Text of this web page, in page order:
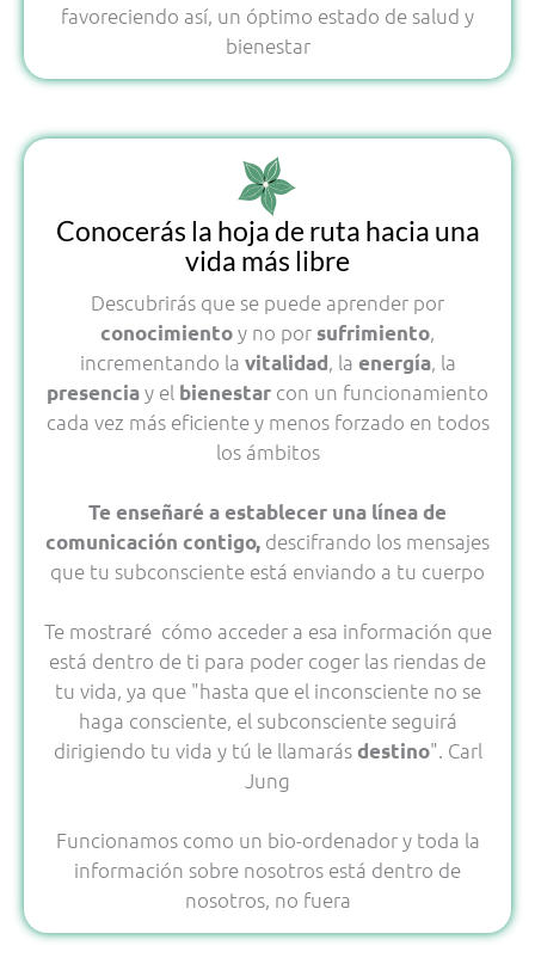
favoreciendo así, un óptimo estado de salud y
bienestar
Conocerás la hoja de ruta hacia una
vida más libre
Descubrirás que se puede aprender por
conocimientoy no por sufrimiento,
incrementando la vitalidad, la energía, la
presenciay el bienestar con un funcionamiento
cada vez más eficiente y menos forzado en todos
los ámbitos
Te enseñaré a establecer una línea de
comunicación contigo, descifrando los mensajes
que tu subconsciente está enviando a tu cuerpo
Te mostraré cómo acceder a esa información que
está dentro de ti para poder coger las riendas de
tu vida, ya que "hasta que el inconsciente no se
haga consciente, el subconsciente seguirá
dirigiendo tu vida y tú le llamarásdestino". Carl
Jung
Funcionamos como un bio-ordenador y toda la
información sobre nosotros está dentro de
nosotros, no fuera